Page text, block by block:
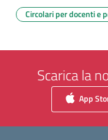
Circolari per docenti e
Scarica la
App